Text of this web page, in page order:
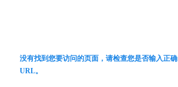
没有找到您要访问的页面，请检查您是否输入正确
URL。